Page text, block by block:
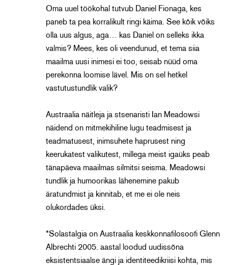
Oma uuel töökohal tutvub Daniel Fionaga, kes
paneb ta pea korralikult ringi käima. See kõik võiks
olla uus algus, aga… kas Daniel on selleks ikka
valmis? Mees, kes oli veendunud, et tema siia
maailma uusi inimesi ei too, seisab nüüd oma
perekonna loomise lävel. Mis on sel hetkel
vastutustundlik valik?
Austraalia näitleja ja stsenaristi Ian Meadowsi
näidend on mitmekihiline lugu teadmisest ja
teadmatusest, inimsuhete haprusest ning
keerukatest valikutest, millega meist igaüks peab
tänapäeva maailmas silmitsi seisma. Meadowsi
tundlik ja humoorikas lähenemine pakub
äratundmist ja kinnitab, et me ei ole neis
olukordades üksi.
*Solastalgia on Austraalia keskkonnafilosoofi Glenn
Albrechti 2005. aastal loodud uudissõna
eksistentsiaalse ängi ja identiteedikriisi kohta, mis